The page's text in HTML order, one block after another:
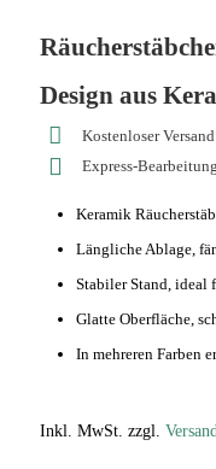
Design aus
Kostenloser
Express-
Keramik
Längliche Ablage,
Stabiler Stand, ideal
Glatte Oberfläche,
In mehreren Farben
Inkl. MwSt. zzgl. Versand